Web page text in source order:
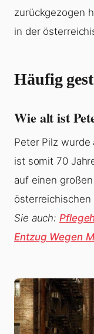
zurückgezogen
in der
Häufig
Wie alt ist
Peter Pilz wurde
ist somit 70
auf einen
Sie auch:
Entzug Wegen